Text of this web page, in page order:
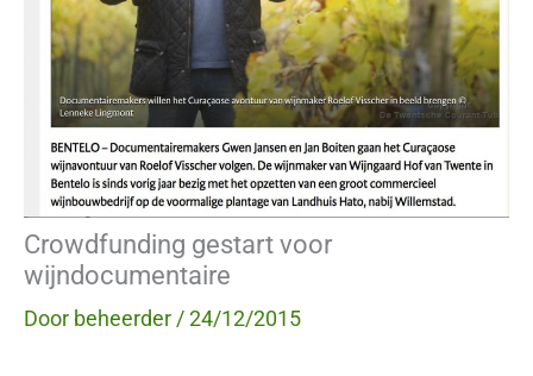
Crowdfunding gestart voor
wijndocumentaire
Door beheerder /24/12/2015